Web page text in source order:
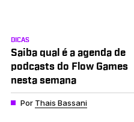
DICAS
Saiba qual é a agenda de
podcasts do Flow Games
nesta semana
Por Thais Bassani